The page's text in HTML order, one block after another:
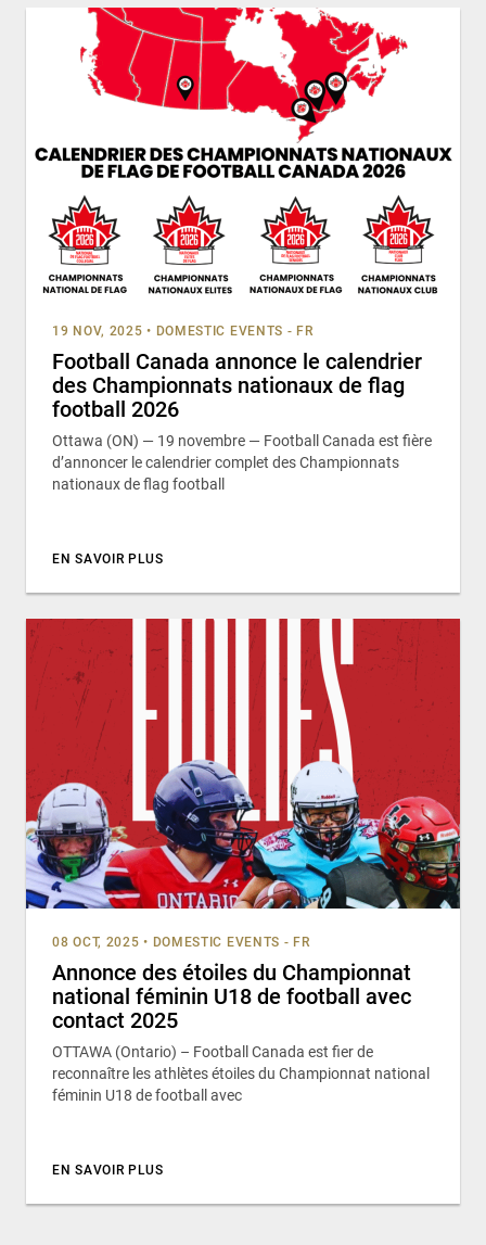
19 NOV, 2025 • DOMESTIC EVENTS - FR
Football Canada annonce le calendrier
des Championnats nationaux de flag
football 2026
Ottawa (ON) — 19 novembre — Football Canada est fière
d’annoncer le calendrier complet des Championnats
nationaux de flag football
EN SAVOIR PLUS
08 OCT, 2025 • DOMESTIC EVENTS - FR
Annonce des étoiles du Championnat
national féminin U18 de football avec
contact 2025
OTTAWA (Ontario) – Football Canada est fier de
reconnaître les athlètes étoiles du Championnat national
féminin U18 de football avec
EN SAVOIR PLUS